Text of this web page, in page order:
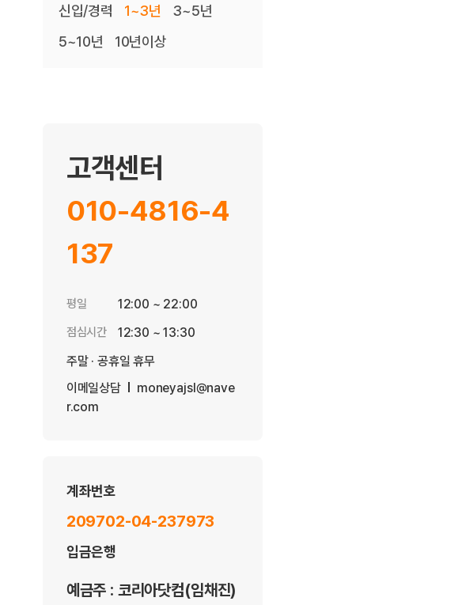
신입/경력 1~3년
3~5년
5~10년
10년이상
고객센터
010-4816-4
137
평일 12:00 ~ 22:00
점심시간
12:30 ~ 13:30
주말 · 공휴일 휴무
이메일상담
moneyajsl@nave
r.com
계좌번호
209702-04-237973
입금은행
예금주 : 코리아닷컴(임채진)